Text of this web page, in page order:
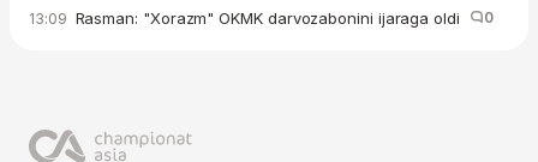
13:09 Rasman: "Xorazm" OKMK darvozabonini ijaraga oldi 0